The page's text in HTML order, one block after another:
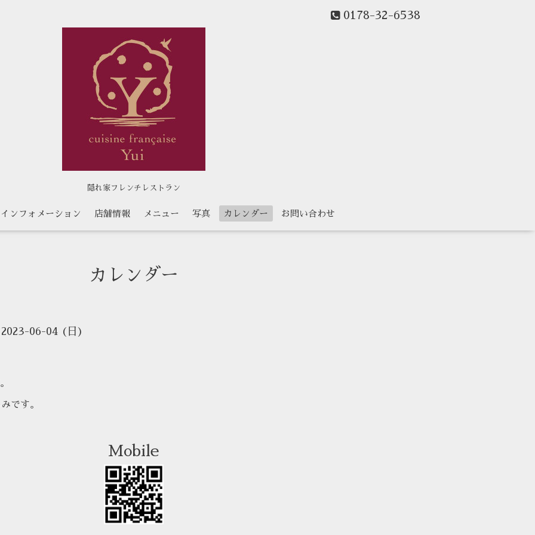
0178-32-6538
隠れ家フレンチレストラン
インフォメーション 店舗情報 メニュー 写真 カレンダー お問い合わせ
カレンダー
06-04 (日)
です。
Mobile